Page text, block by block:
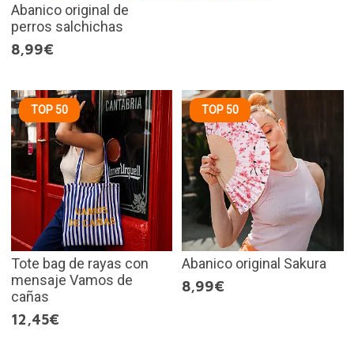
Abanico original de
perros salchichas
8,99€
TOP 50
Tote bag de rayas con
mensaje Vamos de
cañas
12,45€
TOP 50
Abanico original Sakura
8,99€